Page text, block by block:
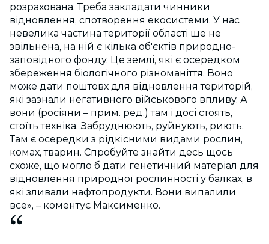
розрахована. Треба закладати чинники
відновлення, спотворення екосистеми. У нас
невелика частина території області ще не
звільнена, на ній є кілька об'єктів природно-
заповідного фонду. Це землі, які є осередком
збереження біологічного різноманіття. Воно
може дати поштовх для відновлення територій,
які зазнали негативного військового впливу. А
вони (росіяни – прим. ред.) там і досі стоять,
стоїть техніка. Забруднюють, руйнують, риють.
Там є осередки з рідкісними видами рослин,
комах, тварин. Спробуйте знайти десь щось
схоже, що могло б дати генетичний матеріал для
відновлення природної рослинності у балках, в
які зливали нафтопродукти. Вони випалили
все», – коментує Максименко.